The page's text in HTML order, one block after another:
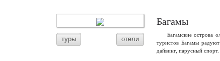
туры отели
Багамы
Багамские острова
туристов Багамы
дайвинг, парусный